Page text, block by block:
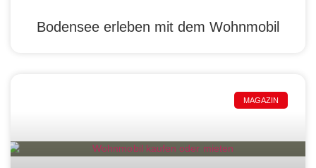
Bodensee erleben mit dem Wohnmobil
MAGAZIN